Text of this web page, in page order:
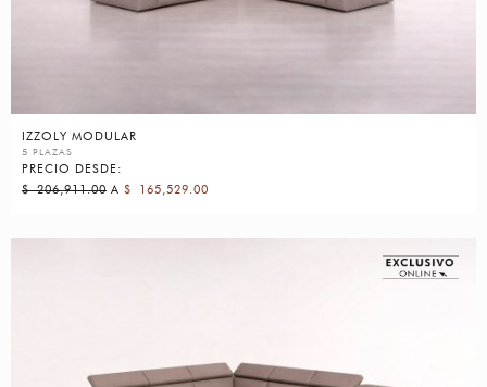
IZZOLY MODULAR
5 PLAZAS
PRECIO DESDE:
$206,911.00 A $ 165,529.00